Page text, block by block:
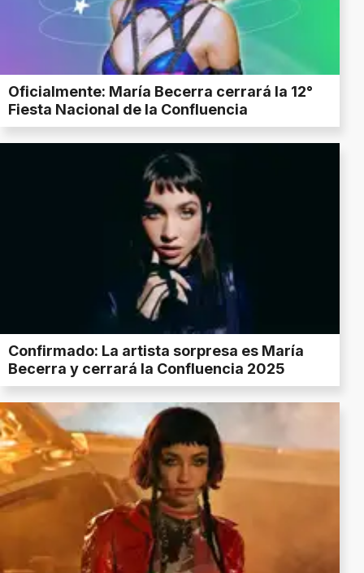
Oficialmente: María Becerra cerrará la 12°
Fiesta Nacional de la Confluencia
Confirmado: La artista sorpresa es María
Becerra y cerrará la Confluencia 2025